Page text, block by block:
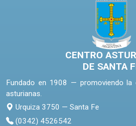
CENTRO
DE SANTA
Fundado en 1908 — promoviendo la
asturianas.
Urquiza 3750 — Santa Fe
(0342) 4526542